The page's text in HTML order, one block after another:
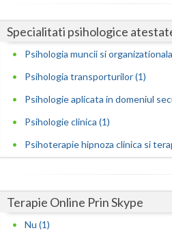
Satu-Mare
Sibiu
Suceava
Teleorman
Tulcea
Valcea
Vaslui
Dezvoltare personala pentru copii
Evaluarea in scopul avizarii
Evaluarea psihologica a
Examinare psihologica in vederea
Examinare si avizare psihologica in
Examinare si avizare psihologica in
Examinare si avizare psihologica in
Expertiza psihologica clinica (1)
Terapii de scurta durata (1)
Specialitati psihologice
Psihologia muncii si
Psihologia transporturilor (1)
Psihologie aplicata in domeniul
Psihologie clinica (1)
Psihoterapie hipnoza clinica si
Terapie Online Prin Skype
Nu (1)